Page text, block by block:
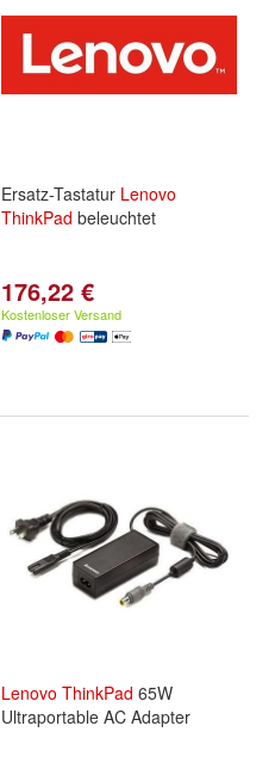
Ersatz-Tastatur Lenovo
ThinkPad beleuchtet
176,22 €
Kostenloser Versand
Lenovo ThinkPad 65W
Ultraportable AC Adapter